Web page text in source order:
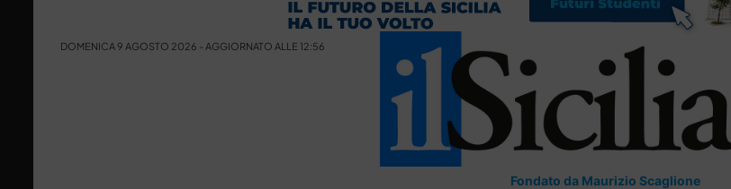
DOMENICA 9 AGOSTO 2026 - AGGIORNATO ALLE 12:56
Fondato da Maurizio Scaglione